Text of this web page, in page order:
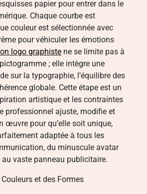
papier pour entrer dans le
Chaque courbe est
couleur est sélectionnée avec
pour véhiculer les émotions
logo graphiste ne se limite pas à
; elle intègre une
sur la typographie, l’équilibre des
globale. Cette étape est un
artistique et les contraintes
professionnel ajuste, modifie et
œuvre pour qu’elle soit unique,
adaptée à tous les
du minuscule avatar
vaste panneau publicitaire.
Couleurs et des Formes